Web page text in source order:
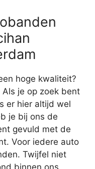
hoge kwaliteit?
je op zoek bent
er hier altijd wel
je bij ons de
gevuld met de
Voor iedere auto
Twijfel niet